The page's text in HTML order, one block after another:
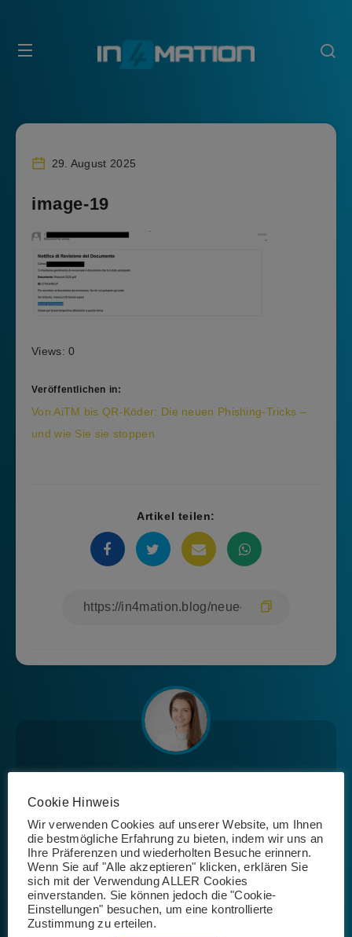
29. August 2025
image-19
Views: 0
Veröffentlichen in:
Beitragsnavigation
Von AiTM bis QR-Köder: Die neuen Phishing-Tricks –
und wie Sie sie stoppen
Artikel teilen:
Schlagwörter
Cookie Hinweis
Wir verwenden Cookies auf unserer Website, um Ihnen
die bestmögliche Erfahrung zu bieten, indem wir uns an
Ihre Präferenzen und wiederholten Besuche erinnern.
Wenn Sie auf "Alle akzeptieren" klicken, erklären Sie
sich mit der Verwendung ALLER Cookies
einverstanden. Sie können jedoch die "Cookie-
Einstellungen" besuchen, um eine kontrollierte
Zustimmung zu erteilen.